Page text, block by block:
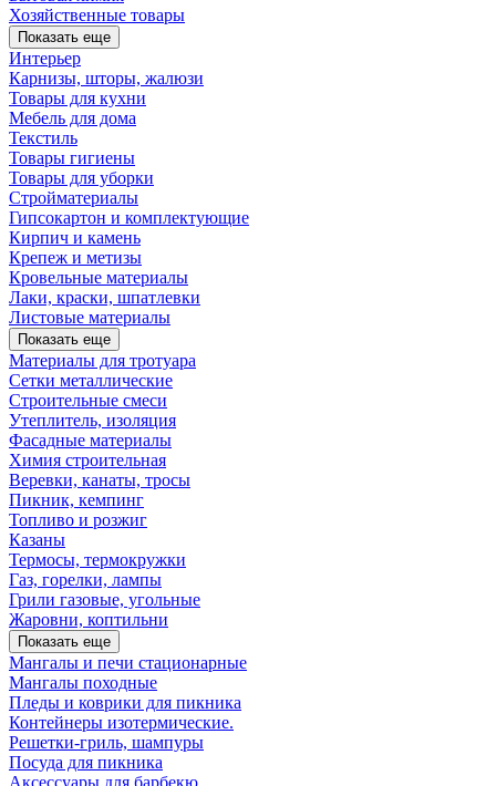
Хозяйственные товары
Показать еще
Интерьер
Карнизы, шторы, жалюзи
Товары для кухни
Мебель для дома
Текстиль
Товары гигиены
Товары для уборки
Стройматериалы
Гипсокартон и комплектующие
Кирпич и камень
Крепеж и метизы
Кровельные материалы
Лаки, краски, шпатлевки
Листовые материалы
Показать еще
Материалы для тротуара
Сетки металлические
Строительные смеси
Утеплитель, изоляция
Фасадные материалы
Химия строительная
Веревки, канаты, тросы
Пикник, кемпинг
Топливо и розжиг
Казаны
Термосы, термокружки
Газ, горелки, лампы
Грили газовые, угольные
Жаровни, коптильни
Показать еще
Мангалы и печи стационарные
Мангалы походные
Пледы и коврики для пикника
Контейнеры изотермические.
Решетки-гриль, шампуры
Посуда для пикника
Аксессуары для барбекю